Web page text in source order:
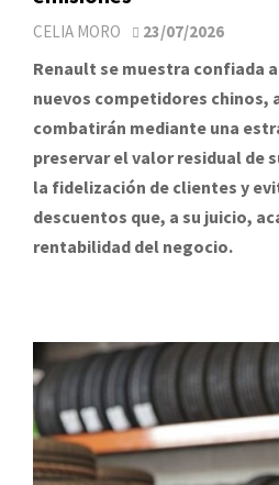
CELIA MORO 23/07/2026
Renault se muestra confiada
nuevos competidores chinos,
combatirán mediante una
preservar el valor residual de
la fidelización de clientes y
descuentos que, a su juicio,
rentabilidad del negocio.